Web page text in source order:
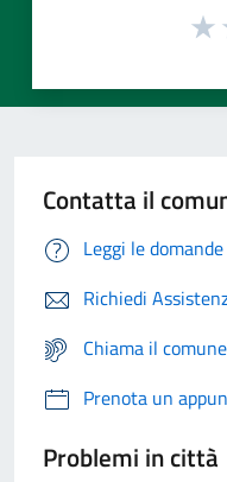
Contatta il
Leggi le
Richiedi
Chiama il
Prenota un
Problemi in città